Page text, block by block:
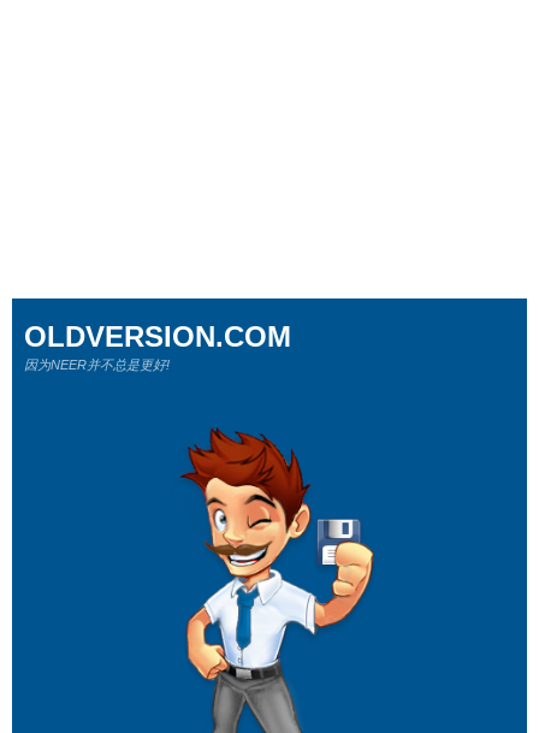
OLDVERSION.COM
因为NEER并不总是更好!